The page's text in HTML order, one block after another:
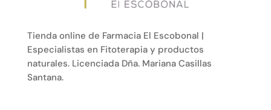
Tienda online de Farmacia El Escobonal |
Especialistas en Fitoterapia y productos
naturales. Licenciada Dña. Mariana Casillas
Santana.